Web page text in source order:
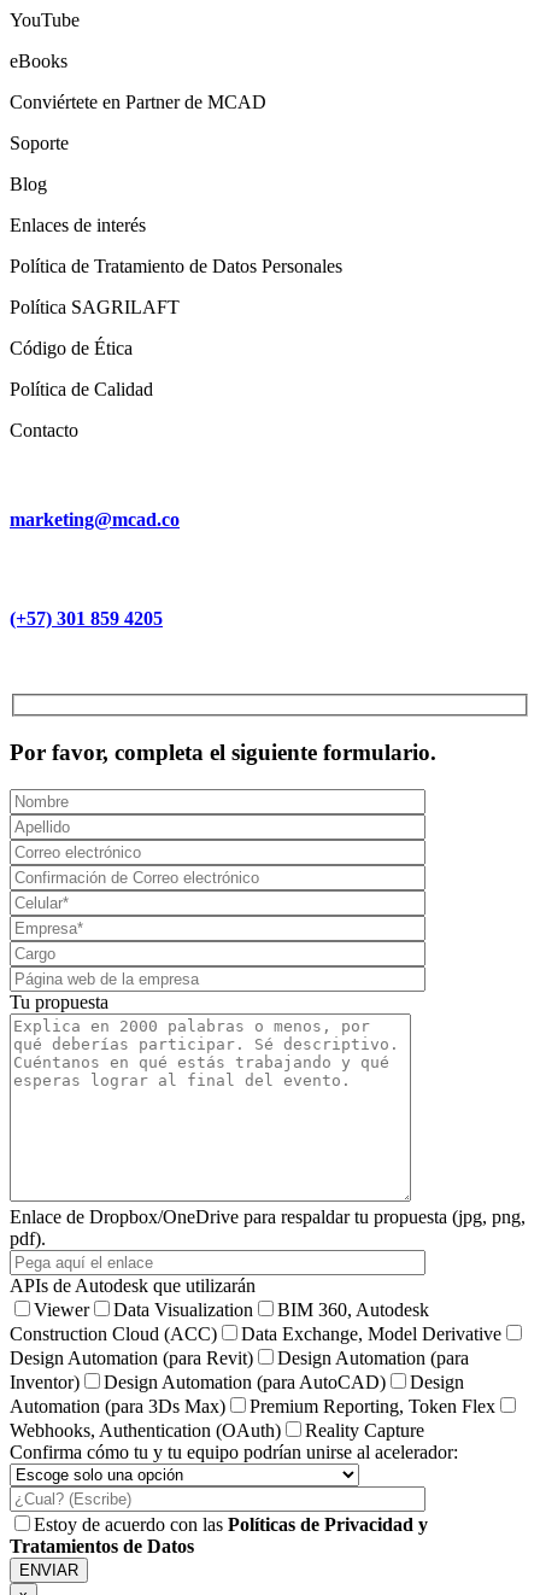
YouTube
eBooks
Conviértete en Partner de MCAD
Soporte
Blog
Enlaces de interés
Política de Tratamiento de Datos Personales
Política SAGRILAFT
Código de Ética
Política de Calidad
Contacto
marketing@mcad.co
(+57) 301 859 4205
Por favor, completa el siguiente formulario.
Tu propuesta
Enlace de Dropbox/OneDrive para respaldar tu propuesta (jpg, png,
pdf).
APIs de Autodesk que utilizarán
Viewer
Data Visualization
BIM 360, Autodesk
Construction Cloud (ACC)
Data Exchange, Model Derivative
Design Automation (para Revit)
Design Automation (para
Inventor)
Design Automation (para AutoCAD)
Design
Automation (para 3Ds Max)
Premium Reporting, Token Flex
Webhooks, Authentication (OAuth)
Reality Capture
Confirma cómo tu y tu equipo podrían unirse al acelerador:
Estoy de acuerdo con las Políticas de Privacidad y
Tratamientos de Datos